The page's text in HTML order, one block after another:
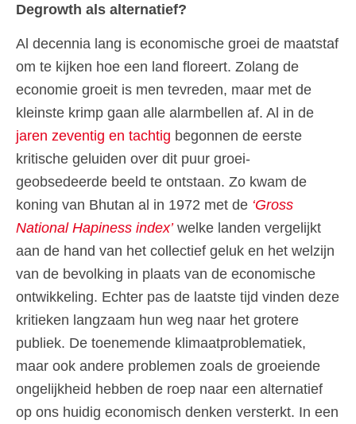
Degrowth als alternatief?
Al decennia lang is economische groei de maatstaf
om te kijken hoe een land floreert. Zolang de
economie groeit is men tevreden, maar met de
kleinste krimp gaan alle alarmbellen af. Al in de
jaren zeventig en tachtig begonnen de eerste
kritische geluiden over dit puur groei-
geobsedeerde beeld te ontstaan. Zo kwam de
koning van Bhutan al in 1972 met de ‘Gross
National Hapiness index’welke landen vergelijkt
aan de hand van het collectief geluk en het welzijn
van de bevolking in plaats van de economische
ontwikkeling. Echter pas de laatste tijd vinden deze
kritieken langzaam hun weg naar het grotere
publiek. De toenemende klimaatproblematiek,
maar ook andere problemen zoals de groeiende
ongelijkheid hebben de roep naar een alternatief
op ons huidig economisch denken versterkt. In een